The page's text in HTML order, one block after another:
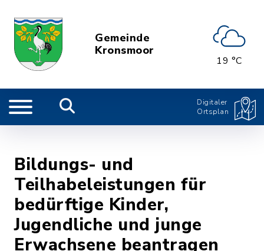
Gemeinde
Kronsmoor
19 °C
Digitaler
Ortsplan
Bildungs- und
Teilhabeleistungen für
bedürftige Kinder,
Jugendliche und junge
Erwachsene beantragen